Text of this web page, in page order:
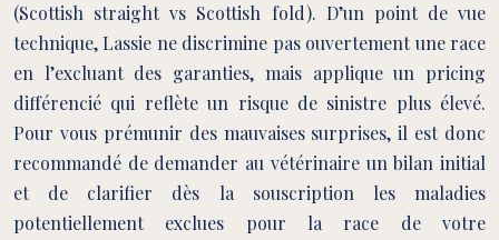
(Scottish straight vs Scottish fold). D’un point de vue
technique, Lassie ne discrimine pas ouvertement une race
en l’excluant des garanties, mais applique un pricing
différencié qui reflète un risque de sinistre plus élevé.
Pour vous prémunir des mauvaises surprises, il est donc
recommandé de demander au vétérinaire un bilan initial
et de clarifier dès la souscription les maladies
potentiellement exclues pour la race de votre